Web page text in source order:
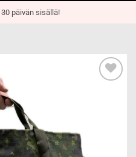
päivän sisällä!